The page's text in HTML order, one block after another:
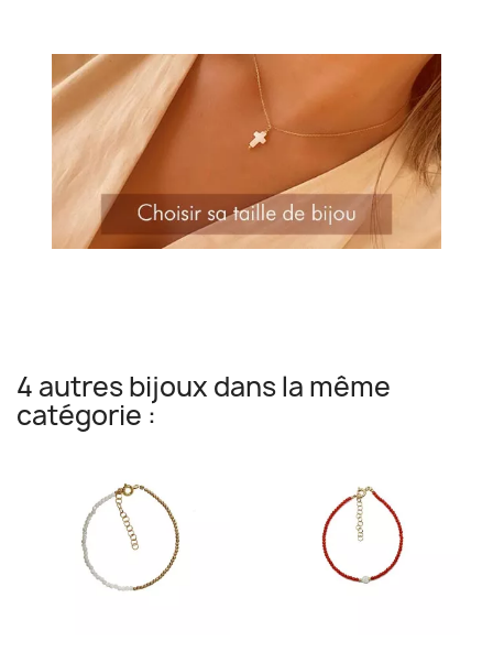
4 autres bijoux dans la même
catégorie :